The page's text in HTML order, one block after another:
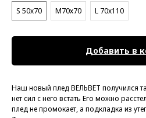
S 50х70
M70х70 L 70х110
Добавить в
Наш новый плед ВЕЛЬВЕТ получился
нет сил с него встать Его можно
плед не промокает, а подкладка из